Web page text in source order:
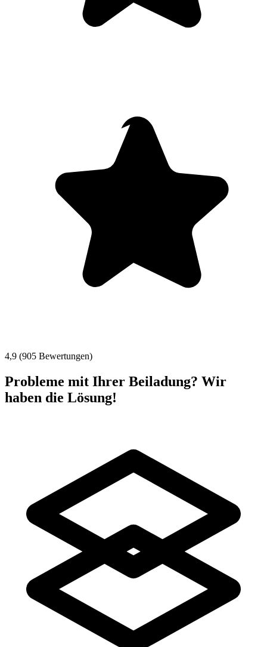
4,9 (905 Bewertungen)
Probleme mit Ihrer Beiladung? Wir
haben die Lösung!